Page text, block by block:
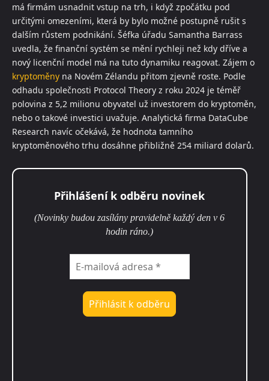
má firmám usnadnit vstup na trh, i když zpočátku pod
určitými omezeními, která by bylo možné postupně rušit s
dalším růstem podnikání. Šéfka úřadu Samantha Barrass
uvedla, že finanční systém se mění rychleji než kdy dříve a
nový licenční model má na tuto dynamiku reagovat. Zájem o
kryptoměny na Novém Zélandu přitom zjevně roste. Podle
odhadu společnosti Protocol Theory z roku 2024 je téměř
polovina z 5,2 milionu obyvatel už investorem do kryptoměn,
nebo o takové investici uvažuje. Analytická firma DataCube
Research navíc očekává, že hodnota tamního
kryptoměnového trhu dosáhne přibližně 254 miliard dolarů.
Přihlášení k odběru novinek
(Novinky budou zasílány pravidelně každý den v 6
hodin ráno.)